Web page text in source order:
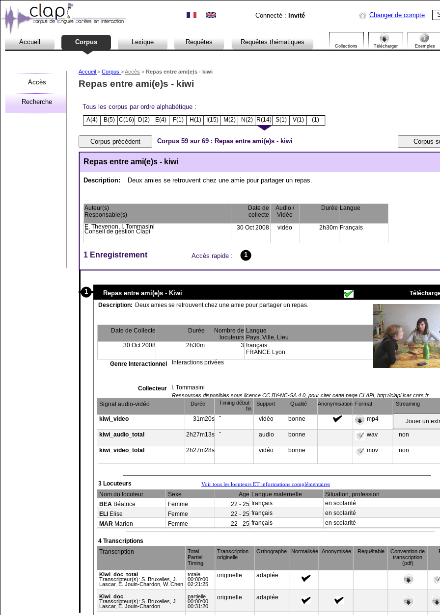
Connecté : Invité Changer de compte
Accueil Corpus Lexique Requêtes Requêtes thématiques
Collections Télécharger Exemples
Accès
Recherche
Description: Deux amies se retrouvent chez une amie pour partager un repas.
Auteur(s)
Responsable(s)
Date de
collecte
Audio /
Vidéo
Durée Langue
E. Thevenon, I. Tommasini
Conseil de gestion Clapi
30 Oct 2008 vidéo 2h30m Français
1 Enregistrement
Tous les corpus par ordre alphabétique :
A(4) B(5) C(16) D(2) E(4) F(1) H(1) I(15) M(2) N(2) R(14) S(1) V(1) ­(1)
Corpus 59 sur 69 : Repas entre ami(e)s - kiwi
1
Accès rapide :
Description: Deux amies se retrouvent chez une amie pour partager un repas.
Date de Collecte Durée
Nombre de
locuteurs
Langue
Pays, Ville, Lieu
30 Oct 2008
2h30m 3 français
FRANCE Lyon
Genre Interactionnel
Interactions privées
3 Locuteurs
Nom du locuteur
Sexe Age Langue maternelle
Situation, profession
BEA Béatrice Femme 22 - 25 français
en scolarité
ELI Elise Femme 22 - 25 français
en scolarité
MAR Marion Femme 22 - 25 français en scolarité
4 Transcriptions
Transcription
Total
Partiel
Timing
Transcription
originelle
Orthographe Normalisée Anonymisée Requêtable
Convention de
transcription
(pdf)
Kiwi_doc_total
Transcripteur(s): S. Bruxelles, J.
Lascar, É. Jouin-Chardon, W. Chen
totale
00:00:00
02:21:25
originelle adaptée
Kiwi_doc
Transcripteur(s): S. Bruxelles, J.
Lascar, É. Jouin-Chardon
partielle
00:00:00
00:31:20
originelle adaptée
Ressources disponibles sous licence CC BY-NC-SA 4.0, pour citer cette page CLAPI, http://clapi.icar.cnrs.fr
Signal audio-vidéo Durée
Timing début-
fin
Support Qualité Anonymisation Format Streaming
kiwi_video 31m20s - vidéo bonne mp4
kiwi_audio_total 2h27m13s - audio bonne non
wav
kiwi_video_total 2h27m28s - vidéo bonne non
mov
Voir tous les locuteurs ET informations complémentaires
Repas entre ami(e)s - Kiwi
Collecteur I. Tommasini
1
Repas entre ami(e)s - kiwi
Accueil > Corpus >Accès > Repas entre ami(e)s - kiwi
Repas entre ami(e)s - kiwi